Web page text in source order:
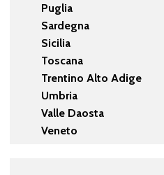
Puglia
Sardegna
Sicilia
Toscana
Trentino Alto Adige
Umbria
Valle Daosta
Veneto